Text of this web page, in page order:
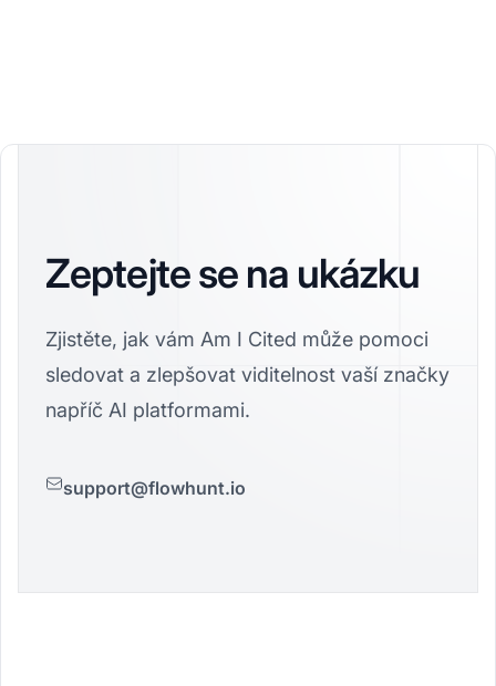
Zeptejte se na ukázku
Zjistěte, jak vám Am I Cited může pomoci
sledovat a zlepšovat viditelnost vaší značky
napříč AI platformami.
support@flowhunt.io